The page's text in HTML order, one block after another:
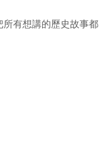
有想講的歷史故事都